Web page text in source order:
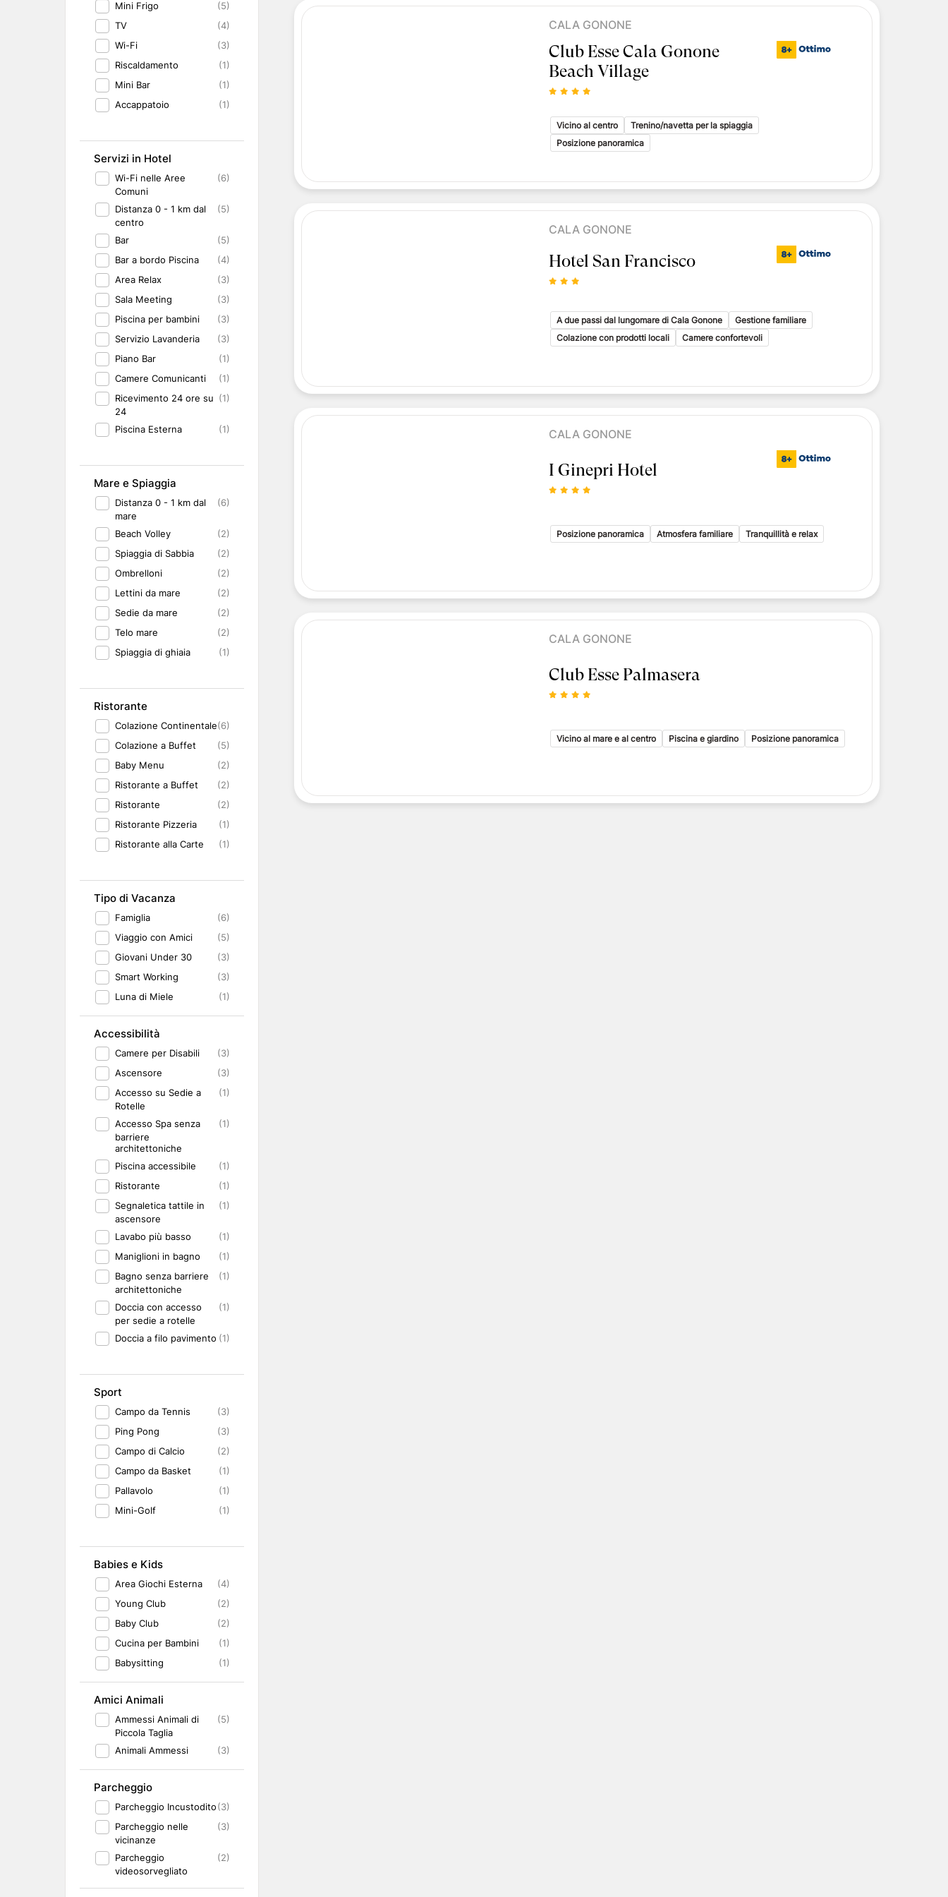
Mini Frigo
(5)
TV
(4)
Wi-Fi
(3)
Riscaldamento
(1)
Mini Bar
(1)
Accappatoio
(1)
Servizi in Hotel
Wi-Fi nelle Aree
Comuni
(6)
Distanza 0 - 1 km dal
centro
(5)
Bar
(5)
Bar a bordo Piscina
(4)
Area Relax
(3)
Sala Meeting
(3)
Piscina per bambini
(3)
Servizio Lavanderia
(3)
Piano Bar
(1)
Camere Comunicanti
(1)
Ricevimento 24 ore su
24
(1)
Piscina Esterna (1)
Mare e Spiaggia
Distanza 0 - 1 km dal
mare
(6)
Beach Volley
(2)
Spiaggia di Sabbia
(2)
Ombrelloni
(2)
Lettini da mare
(2)
Sedie da mare
(2)
Telo mare
(2)
Spiaggia di ghiaia
(1)
Ristorante
Colazione Continentale(6)
Colazione a Buffet
(5)
Baby Menu
(2)
Ristorante a Buffet
(2)
Ristorante
(2)
Ristorante Pizzeria
(1)
Ristorante alla Carte
(1)
Tipo di Vacanza
Famiglia
(6)
Viaggio con Amici
(5)
Giovani Under 30
(3)
Smart Working
(3)
Luna di Miele
(1)
Accessibilità
Camere per Disabili
(3)
Ascensore
(3)
Accesso su Sedie a
Rotelle
(1)
Accesso Spa senza
barriere
architettoniche
(1)
Piscina accessibile
(1)
Ristorante
(1)
Segnaletica tattile in
ascensore
(1)
Lavabo più basso
(1)
Maniglioni in bagno
(1)
Bagno senza barriere
architettoniche
(1)
Doccia con accesso
per sedie a rotelle
(1)
Doccia a filo pavimento (1)
Sport
Campo da Tennis
(3)
Ping Pong
(3)
Campo di Calcio
(2)
Campo da Basket
(1)
Pallavolo
(1)
Mini-Golf
(1)
Babies e Kids
Area Giochi Esterna
(4)
Young Club
(2)
Baby Club
(2)
Cucina per Bambini
(1)
Babysitting
(1)
Amici Animali
Ammessi Animali di
Piccola Taglia
(5)
Animali Ammessi (3)
Parcheggio
Parcheggio Incustodito(3)
Parcheggio nelle
vicinanze
(3)
Parcheggio
videosorvegliato
(2)
CALA GONONE
Club Esse Cala Gonone
Beach Village
Vicino al centro
Trenino/navetta per la spiaggia
Posizione panoramica
CALA GONONE
Hotel San Francisco
A due passi dal lungomare di Cala Gonone
Gestione familiare
Colazione con prodotti locali
Camere confortevoli
CALA GONONE
I Ginepri Hotel
Posizione panoramica Atmosfera familiare Tranquillità e relax
CALA GONONE
Club Esse Palmasera
Vicino al mare e al centro Piscina e giardino Posizione panoramica